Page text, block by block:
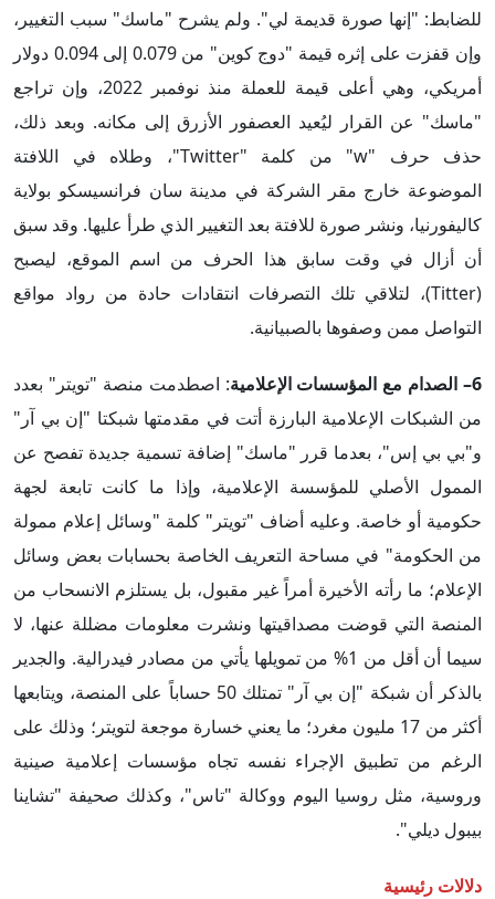
للضابط: "إنها صورة قديمة لي". ولم يشرح "ماسك" سبب التغيير،
وإن قفزت على إثره قيمة "دوج كوين" من 0.079 إلى 0.094 دولار
أمريكي، وهي أعلى قيمة للعملة منذ نوفمبر 2022، وإن تراجع
"ماسك" عن القرار ليُعيد العصفور الأزرق إلى مكانه. وبعد ذلك،
حذف حرف "w" من كلمة "Twitter"، وطلاه في اللافتة
الموضوعة خارج مقر الشركة في مدينة سان فرانسيسكو بولاية
كاليفورنيا، ونشر صورة للافتة بعد التغيير الذي طرأ عليها. وقد سبق
أن أزال في وقت سابق هذا الحرف من اسم الموقع، ليصبح
(Titter)، لتلاقي تلك التصرفات انتقادات حادة من رواد مواقع
التواصل ممن وصفوها بالصبيانية.
6– الصدام مع المؤسسات الإعلامية
: اصطدمت منصة "تويتر" بعدد
من الشبكات الإعلامية البارزة أتت في مقدمتها شبكتا "إن بي آر"
و"بي بي إس"، بعدما قرر "ماسك" إضافة تسمية جديدة تفصح عن
الممول الأصلي للمؤسسة الإعلامية، وإذا ما كانت تابعة لجهة
حكومية أو خاصة. وعليه أضاف "تويتر" كلمة "وسائل إعلام ممولة
من الحكومة" في مساحة التعريف الخاصة بحسابات بعض وسائل
الإعلام؛ ما رأته الأخيرة أمراً غير مقبول، بل يستلزم الانسحاب من
المنصة التي قوضت مصداقيتها ونشرت معلومات مضللة عنها، لا
سيما أن أقل من 1% من تمويلها يأتي من مصادر فيدرالية. والجدير
بالذكر أن شبكة "إن بي آر" تمتلك 50 حساباً على المنصة، ويتابعها
أكثر من 17 مليون مغرد؛ ما يعني خسارة موجعة لتويتر؛ وذلك على
الرغم من تطبيق الإجراء نفسه تجاه مؤسسات إعلامية صينية
وروسية، مثل روسيا اليوم ووكالة "تاس"، وكذلك صحيفة "تشاينا
بيبول ديلي".
دلالات رئيسية